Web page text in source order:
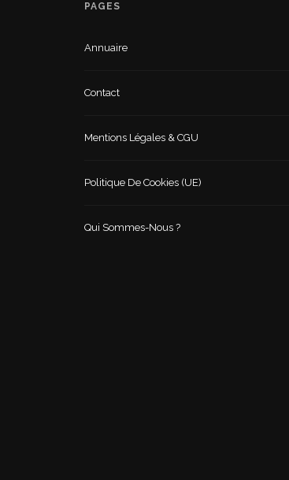
PAGES
Annuaire
Contact
Mentions Légales & CGU
Politique De Cookies (UE)
Qui Sommes-Nous ?